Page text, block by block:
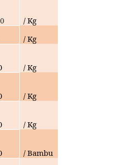
/ Kg
/ Kg
/ Kg
/ Kg
/ Kg
/ Bambu